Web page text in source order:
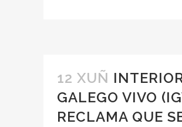
12 XUÑ
GALEGO VIVO
RECLAMA QUE